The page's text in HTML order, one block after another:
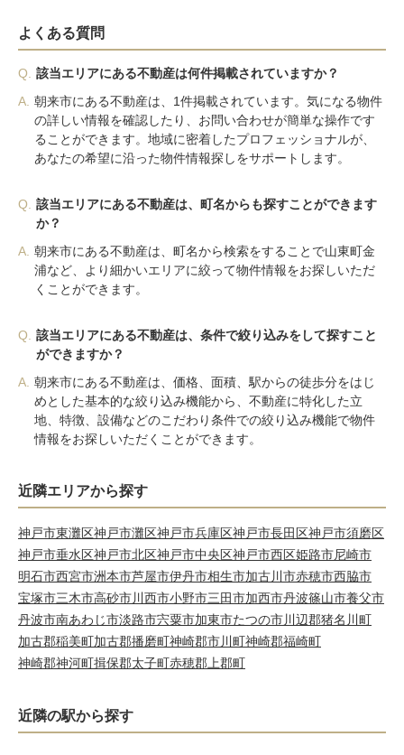
よくある質問
Q.
該当エリアにある不動産は何件掲載されていますか？
A. 朝来市にある不動産は、1件掲載されています。気になる物件
の詳しい情報を確認したり、お問い合わせが簡単な操作です
ることができます。地域に密着したプロフェッショナルが、
あなたの希望に沿った物件情報探しをサポートします。
Q.
該当エリアにある不動産は、町名からも探すことができます
か？
A. 朝来市にある不動産は、町名から検索をすることで山東町金
浦など、より細かいエリアに絞って物件情報をお探しいただ
くことができます。
Q.
該当エリアにある不動産は、条件で絞り込みをして探すこと
ができますか？
A. 朝来市にある不動産は、価格、面積、駅からの徒歩分をはじ
めとした基本的な絞り込み機能から、不動産に特化した立
地、特徴、設備などのこだわり条件での絞り込み機能で物件
情報をお探しいただくことができます。
近隣エリアから探す
神戸市東灘区神戸市灘区神戸市兵庫区神戸市長田区神戸市須磨区
神戸市垂水区神戸市北区神戸市中央区神戸市西区姫路市尼崎市
明石市西宮市洲本市芦屋市伊丹市相生市加古川市赤穂市西脇市
宝塚市三木市高砂市川西市小野市三田市加西市丹波篠山市養父市
丹波市南あわじ市淡路市宍粟市加東市たつの市川辺郡猪名川町
加古郡稲美町加古郡播磨町神崎郡市川町神崎郡福崎町
神崎郡神河町揖保郡太子町赤穂郡上郡町
近隣の駅から探す